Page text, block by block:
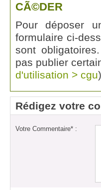
CÃ©DER
Pour déposer
formulaire ci-
sont
pas publier
d'utilisation > cgu
Rédigez votre
Votre Commentaire* :